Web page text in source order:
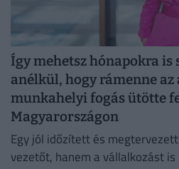
Így mehetsz hónapokra is
anélkül, hogy rámenne az
munkahelyi fogás ütötte
Magyarországon
Egy jól időzített és
vezetőt, hanem a vállalkozást